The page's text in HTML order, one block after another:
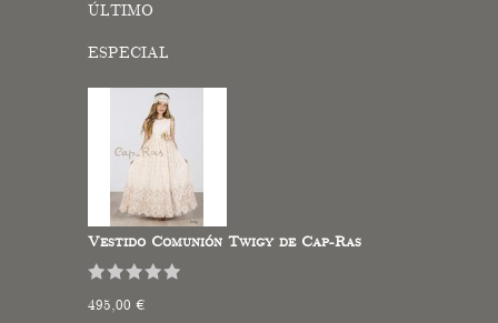
ÚLTIMO
ESPECIAL
Vestido Comunión Twigy de Cap-Ras
495,00 €